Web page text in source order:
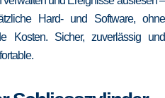
Hard- und Software, ohne
Kosten. Sicher, zuverlässig und